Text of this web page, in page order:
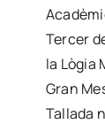
Tercer
la Lògia
Gran
Tallada